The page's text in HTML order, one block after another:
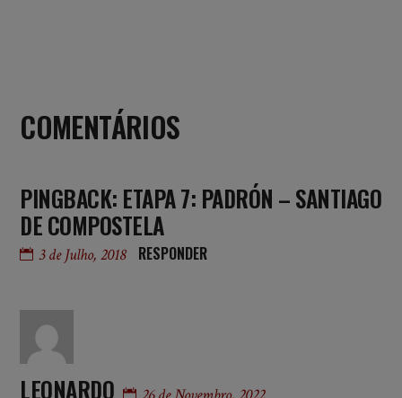
COMENTÁRIOS
PINGBACK: ETAPA 7: PADRÓN – SANTIAGO
DE COMPOSTELA
3 de Julho, 2018 RESPONDER
LEONARDO